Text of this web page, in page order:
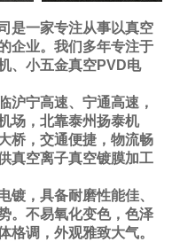
是一家专注从事以真空
企业。我们多年专注于
、小五金真空PVD电
沪宁高速、宁通高速，
场，北靠泰州扬泰机
桥，交通便捷，物流畅
真空离子真空镀膜加工
，具备耐磨性能佳、
。不易氧化变色，色泽
格调，外观雅致大气。